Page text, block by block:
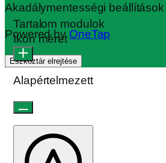
Akadálymentességi beállítások
Powered byOneTap
Eszköztár elrejtése
Tartalom modulok
Ikon méret
Alapértelmezett